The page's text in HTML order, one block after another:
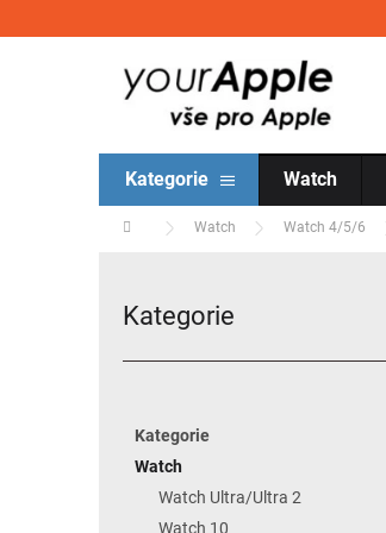
Kategorie Watch
Domů Watch Watch 4/5/6
Přeskočit kategorie
Kategorie
Kategorie
Watch
Watch Ultra/Ultra 2
Watch 10